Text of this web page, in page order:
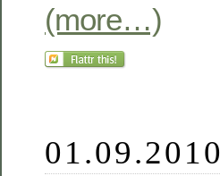
(more…)
01.09.2010